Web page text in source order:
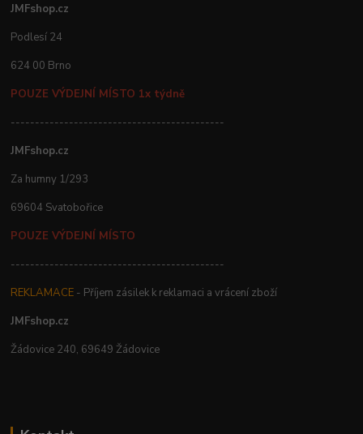
JMFshop.cz
Podlesí 24
624 00 Brno
POUZE VÝDEJNÍ MÍSTO 1x týdně
--------------------------------------------
JMFshop.cz
Za humny 1/293
69604 Svatobořice
POUZE VÝDEJNÍ MÍSTO
--------------------------------------------
REKLAMACE - Příjem zásilek k reklamaci a vrácení zboží
JMFshop.cz
Žádovice 240, 69649 Žádovice